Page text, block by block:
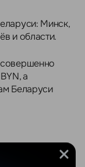
Минск,
и области.
а
Беларуси